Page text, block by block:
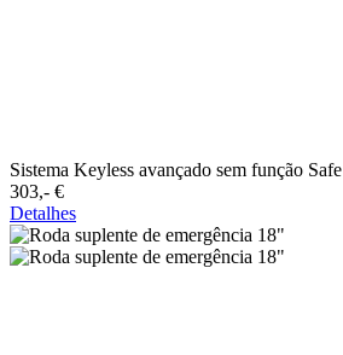
Sistema Keyless avançado sem função Safe
303,-‍ €
Detalhes